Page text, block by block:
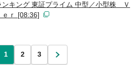
ンキング 東証プライム 中型／小型株 Ｖ
ｅｒ [08:36]
1 2 3 次